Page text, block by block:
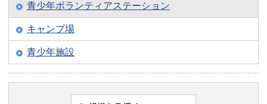
青少年ボランティアステーション
キャンプ場
青少年施設